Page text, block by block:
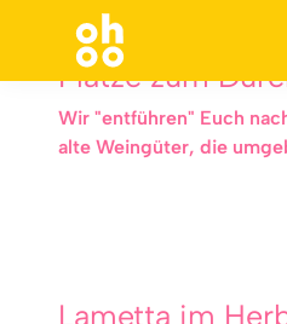
Plätze zum
Wir "entführen" Euch
alte Weingüter, die
Lametta im